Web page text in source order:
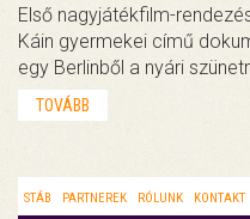
Első nagyjátékfilm-
Káin gyermekei című
egy Berlinből a nyári
TOVÁBB
STÁB PARTNEREK RÓLUNK KONTAKT